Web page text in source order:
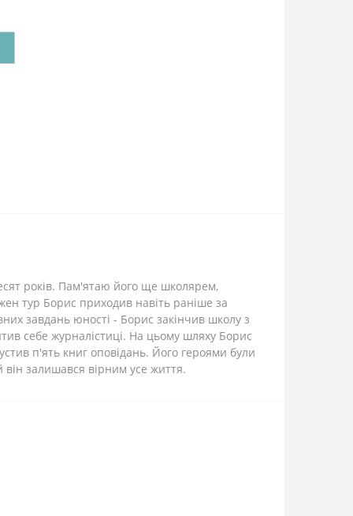
років. Пам'ятаю його ще школярем,
тур Борис приходив навіть раніше за
завдань юності - Борис закінчив школу з
себе журналістиці. На цьому шляху Борис
п'ять книг оповідань. Його героями були
він залишався вірним усе життя.